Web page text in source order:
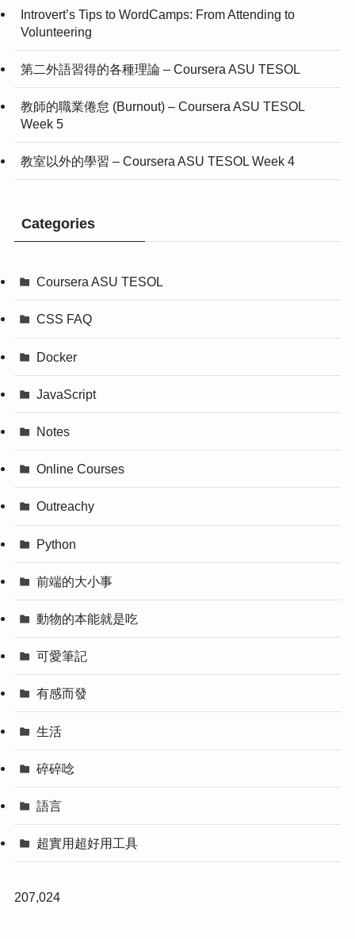
Introvert’s Tips to WordCamps: From Attending to
Volunteering
第二外語習得的各種理論 – Coursera ASU TESOL
教師的職業倦怠 (Burnout) – Coursera ASU TESOL
Week 5
教室以外的學習 – Coursera ASU TESOL Week 4
Categories
Coursera ASU TESOL
CSS FAQ
Docker
JavaScript
Notes
Online Courses
Outreachy
Python
前端的大小事
動物的本能就是吃
可愛筆記
有感而發
生活
碎碎唸
語言
超實用超好用工具
207,024